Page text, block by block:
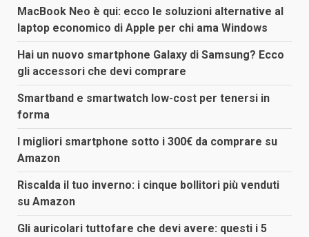
MacBook Neo è qui: ecco le soluzioni alternative al
laptop economico di Apple per chi ama Windows
Hai un nuovo smartphone Galaxy di Samsung? Ecco
gli accessori che devi comprare
Smartband e smartwatch low-cost per tenersi in
forma
I migliori smartphone sotto i 300€ da comprare su
Amazon
Riscalda il tuo inverno: i cinque bollitori più venduti
su Amazon
Gli auricolari tuttofare che devi avere: questi i 5